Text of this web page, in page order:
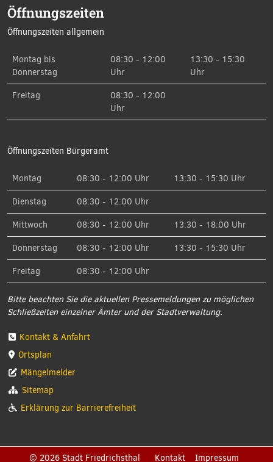
Öffnungszeiten
Öffnungszeiten allgemein
Montag bis
Donnerstag
08:30 - 12:00
Uhr
13:30 - 15:30
Uhr
Freitag
08:30 - 12:00
Uhr
Öffnungszeiten Bürgeramt
Montag 08:30 - 12:00 Uhr
13:30 - 15:30 Uhr
Dienstag
08:30 - 12:00 Uhr
Mittwoch
08:30 - 12:00 Uhr
13:30 - 18:00 Uhr
Donnerstag
08:30 - 12:00 Uhr
13:30 - 15:30 Uhr
Freitag
08:30 - 12:00 Uhr
Bitte beachten Sie die aktuellen Pressemeldungen zu möglichen
Schließzeiten einzelner Ämter und der Stadtverwaltung.
Kontakt & Anfahrt
Ortsplan
Mängelmelder
Sitemap
Erklärung zur Barrierefreiheit
© 2026 Stadt Friedrichsthal Kontakt Impressum